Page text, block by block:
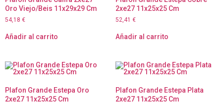
Oro Viejo/Beis 11x29x29 Cm
54,18 €
Añadir al carrito
2xe27 11x25x25 Cm
52,41 €
Añadir al carrito
Plafon Grande Estepa Oro
2xe27 11x25x25 Cm
Plafon Grande Estepa Plata
2xe27 11x25x25 Cm